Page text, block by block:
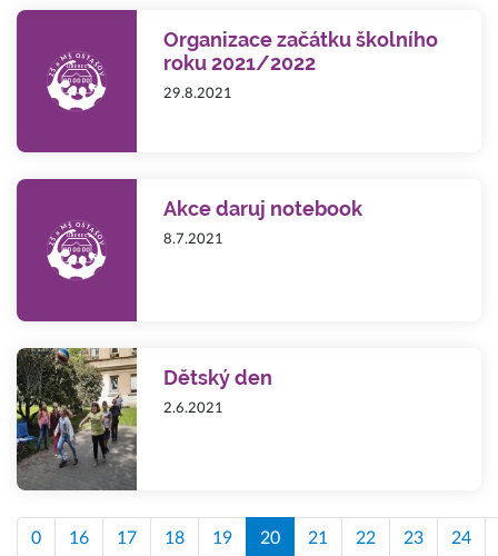
Organizace začátku školního
roku 2021/2022
29.8.2021
Akce daruj notebook
8.7.2021
Dětský den
2.6.2021
0 16 17 18 19 20 21 22 23 24